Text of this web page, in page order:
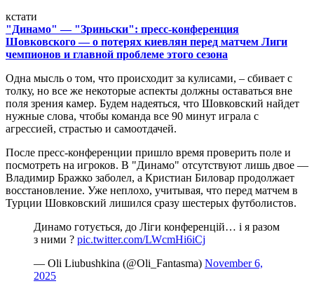
кстати
"Динамо" — "Зриньски": пресс-конференция
Шовковского — о потерях киевлян перед матчем Лиги
чемпионов и главной проблеме этого сезона
Одна мысль о том, что происходит за кулисами, – сбивает с
толку, но все же некоторые аспекты должны оставаться вне
поля зрения камер. Будем надеяться, что Шовковский найдет
нужные слова, чтобы команда все 90 минут играла с
агрессией, страстью и самоотдачей.
После пресс-конференции пришло время проверить поле и
посмотреть на игроков. В "Динамо" отсутствуют лишь двое —
Владимир Бражко заболел, а Кристиан Биловар продолжает
восстановление. Уже неплохо, учитывая, что перед матчем в
Турции Шовковский лишился сразу шестерых футболистов.
Динамо готується, до Ліги конференцій… і я разом
з ними ? pic.twitter.com/LWcmHi6iCj
— Oli Liubushkina (@Oli_Fantasma) November 6,
2025